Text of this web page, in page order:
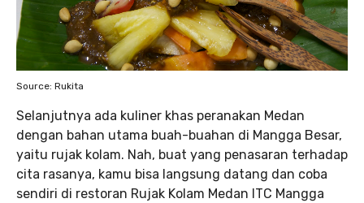
Source: Rukita
Selanjutnya ada kuliner khas peranakan Medan
dengan bahan utama buah-buahan di Mangga Besar,
yaitu rujak kolam. Nah, buat yang penasaran terhadap
cita rasanya, kamu bisa langsung datang dan coba
sendiri di restoran Rujak Kolam Medan ITC Mangga